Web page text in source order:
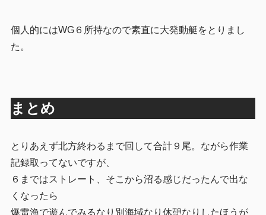
個人的にはWG６所持なので素直に大発動艇をとりまし
た。
まとめ
とりあえず北方終わるまで回して合計９尾。ながら作業
記録取ってないですが、
６まではストレート、そこから沼る感じだったんで出な
くなったら
爆雷漁で遊んでみるなり別海域なり休憩なりしたほうが